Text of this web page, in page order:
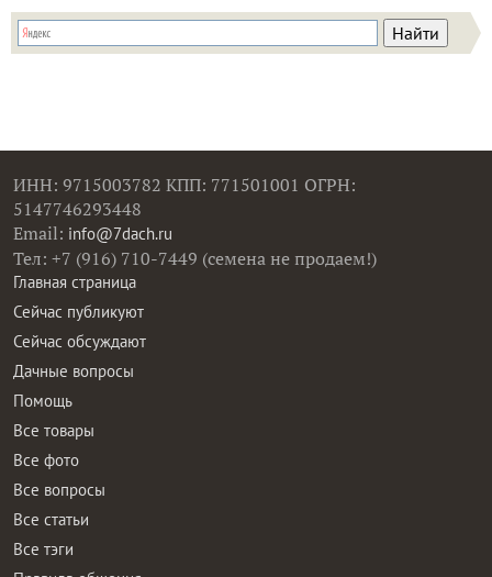
ИНН: 9715003782 КПП: 771501001 ОГРН:
5147746293448
Email: info@7dach.ru
Тел: +7 (916) 710-7449 (семена не продаем!)
Главная страница
Сейчас публикуют
Сейчас обсуждают
Дачные вопросы
Помощь
Все товары
Все фото
Все вопросы
Все статьи
Все тэги